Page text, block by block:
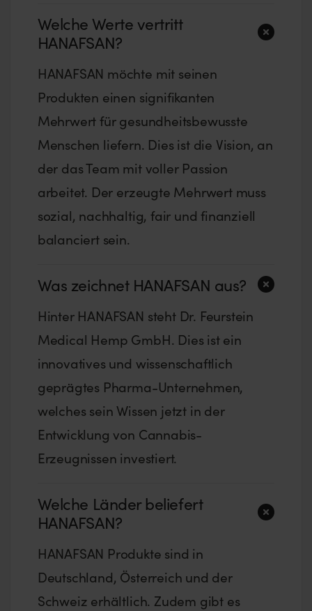
Welche Werte vertritt
HANAFSAN?
HANAFSAN möchte mit seinen
Produkten einen signifikanten
Mehrwert für gesundheitsbewusste
Menschen liefern. Dies ist die Vision, an
der das Team mit voller Passion
arbeitet. Der erzeugte Mehrwert muss
sozial, nachhaltig, fair und finanziell
balanciert sein.
Was zeichnet HANAFSAN aus?
Hinter HANAFSAN steht Dr. Feurstein
Medical Hemp GmbH. Dies ist ein
innovatives und wissenschaftlich
geprägtes Pharma-Unternehmen,
welches sein Wissen jetzt in der
Entwicklung von Cannabis-
Erzeugnissen investiert.
Welche Länder beliefert
HANAFSAN?
HANAFSAN Produkte sind in
Deutschland, Österreich und der
Schweiz erhältlich. Zudem gibt es